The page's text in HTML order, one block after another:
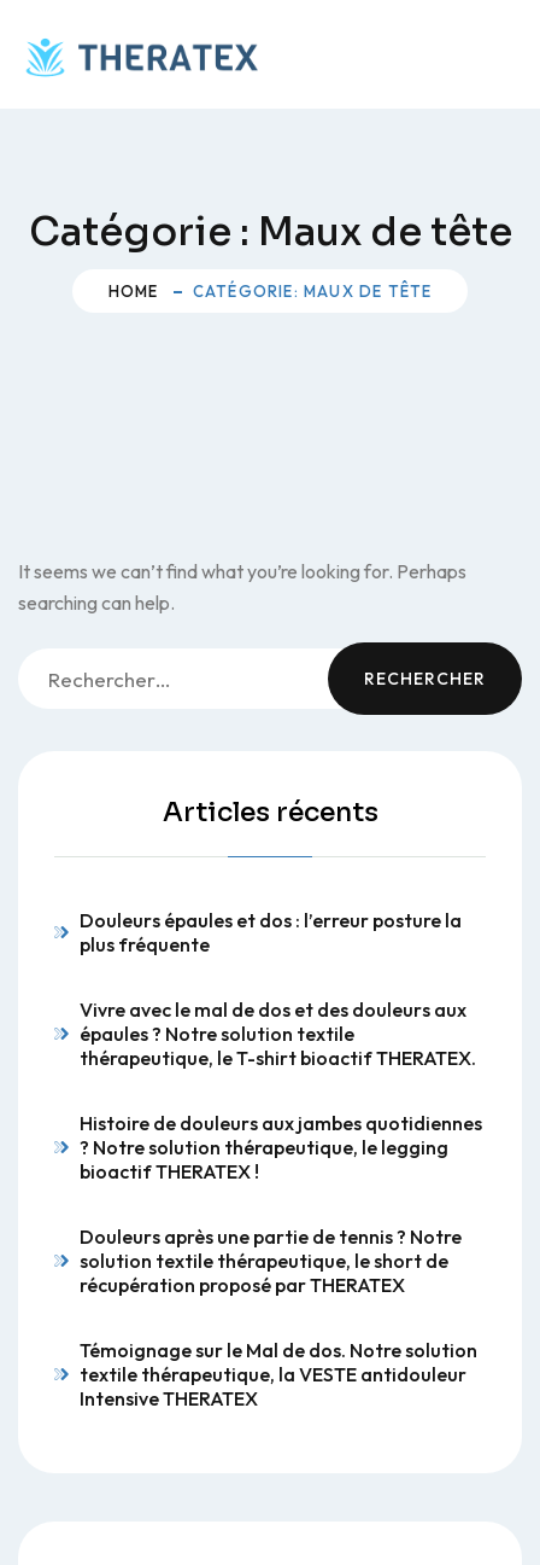
content
Catégorie : Maux de tête
HOME CATÉGORIE: MAUX DE TÊTE
It seems we can’t find what you’re looking for. Perhaps
searching can help.
Articles récents
Douleurs épaules et dos : l’erreur posture la
plus fréquente
Vivre avec le mal de dos et des douleurs aux
épaules ? Notre solution textile
thérapeutique, le T-shirt bioactif THERATEX.
Histoire de douleurs aux jambes quotidiennes
? Notre solution thérapeutique, le legging
bioactif THERATEX !
Douleurs après une partie de tennis ? Notre
solution textile thérapeutique, le short de
récupération proposé par THERATEX
Témoignage sur le Mal de dos. Notre solution
textile thérapeutique, la VESTE antidouleur
Intensive THERATEX